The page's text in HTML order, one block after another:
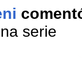
serie